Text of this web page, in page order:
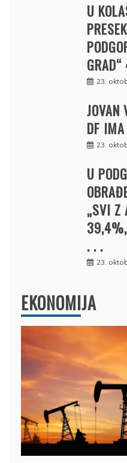
U
23.
JOVAN
DF
23.
U
„SVI Z
39,4%,
. . .
23.
EKONOMIJA